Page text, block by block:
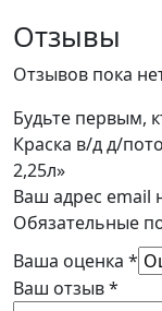
Отзывы
Отзывов пока
Будьте первым,
Краска в/д д/
2,25л»
Ваш адрес email
Обязательные
Ваша оценка *
Ваш отзыв*